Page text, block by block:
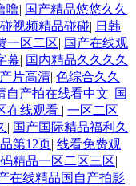
噜| 国产精品悠悠久久
视频精品碰碰| 日韩
一区二区| 国产在线观
幕| 国内精品久久久久
片高清| 色综合久久
自产拍在线看中文| 国
在线观看 | 一区二区
| 国产国际精品福利久
第12页| 线看免费观
精品一区二区三区|
在线精品国自产拍影